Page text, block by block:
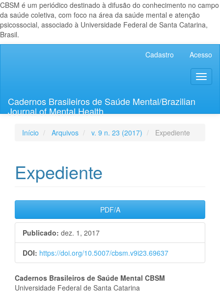
CBSM é um periódico destinado à difusão do conhecimento no campo
da saúde coletiva, com foco na área da saúde mental e atenção
psicossocial, associado à Universidade Federal de Santa Catarina,
Brasil.
Lateral
Cadastro Acesso
Cadernos Brasileiros de Saúde Mental/Brazilian
Journal of Mental Health
Início Arquivos v. 9 n. 23 (2017) Expediente
Expediente
Barra
lateral
de
artigos
PDF/A
Publicado: dez. 1, 2017
DOI: https://doi.org/10.5007/cbsm.v9i23.69637
Conteúdo
Cadernos Brasileiros de Saúde Mental CBSM
Universidade Federal de Santa Catarina